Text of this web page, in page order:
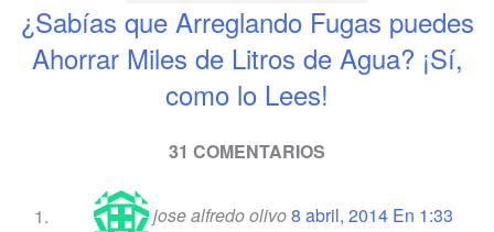
¿Sabías que Arreglando Fugas puedes
Ahorrar Miles de Litros de Agua? ¡Sí,
como lo Lees!
31 COMENTARIOS
jose alfredo olivo8 abril, 2014 En 1:33